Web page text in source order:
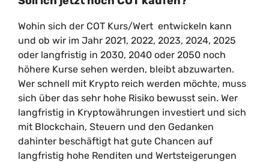
Wohin sich der COT Kurs/Wert entwickeln kann
und ob wir im Jahr 2021, 2022, 2023, 2024, 2025
oder langfristig in 2030, 2040 oder 2050 noch
höhere Kurse sehen werden, bleibt abzuwarten.
Wer schnell mit Krypto reich werden möchte, muss
sich über das sehr hohe Risiko bewusst sein. Wer
langfristig in Kryptowährungen investiert und sich
mit Blockchain, Steuern und den Gedanken
dahinter beschäftigt hat gute Chancen auf
langfristig hohe Renditen und Wertsteigerungen